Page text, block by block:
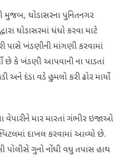
મુજબ, ઘોડાસરના પુનિતનગર
ઘોડાસરમાં ધંધો કરવા માટે
પાસે ખંડણીની માંગણી કરવામાં
છે કે ખંડણી આપવાની ના પાડતાં
અને દંડા વડે હુમલો કરી ઢોર માર્યો
માર મારતાં ગંભીર ઇજાઓ
દાખલ કરવામાં આવ્યો છે.
પોલીસે ગુનો નોંધી વધુ તપાસ હાથ